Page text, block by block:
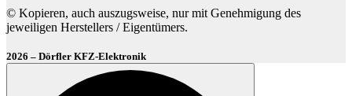
© Kopieren, auch auszugsweise, nur mit Genehmigung des
jeweiligen Herstellers / Eigentümers.
2026 – Dörfler KFZ-Elektronik